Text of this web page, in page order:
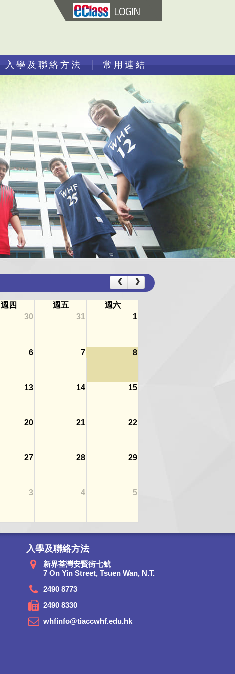
LOGIN
入學及聯絡方法 常用連結
週四 週五
週六
30 31 1
6 7 8
13 14 15
20 21 22
27 28 29
3 4 5
入學及聯絡方法
新界荃灣安賢街七號
7 On Yin Street, Tsuen Wan, N.T.
2490 8773
2490 8330
whfinfo@tiaccwhf.edu.hk